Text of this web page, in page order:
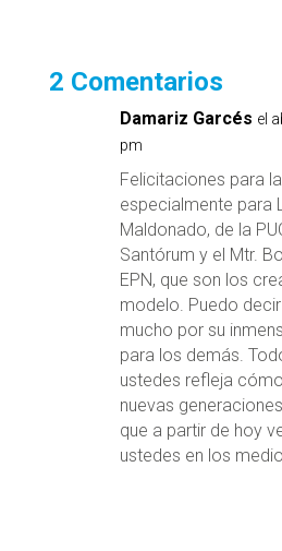
2 Comentarios
Damariz Garcés el
pm
Felicitaciones para la
especialmente para
Maldonado, de la
Santórum y el Mtr.
EPN, que son los
modelo. Puedo
mucho por su
para los demás.
ustedes refleja
nuevas
que a partir de hoy
ustedes en los